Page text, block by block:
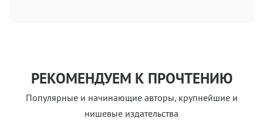
РЕКОМЕНДУЕМ К ПРОЧТЕНИЮ
Популярные и начинающие авторы, крупнейшие и
нишевые издательства